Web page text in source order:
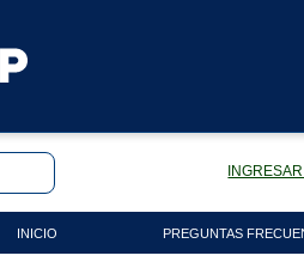
INICIO PREGUNTAS